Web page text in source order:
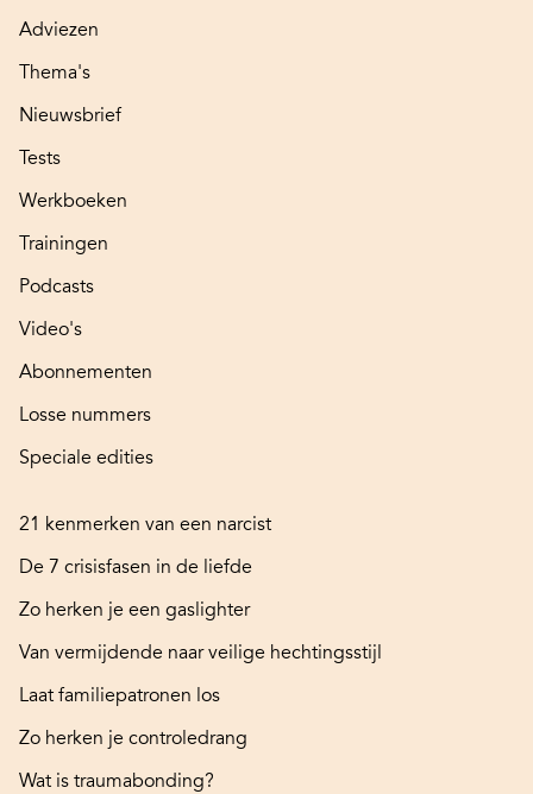
Adviezen
Thema's
Nieuwsbrief
Tests
Werkboeken
Trainingen
Podcasts
Video's
Abonnementen
Losse nummers
Speciale edities
21 kenmerken van een narcist
De 7 crisisfasen in de liefde
Zo herken je een gaslighter
Van vermijdende naar veilige hechtingsstijl
Laat familiepatronen los
Zo herken je controledrang
Wat is traumabonding?